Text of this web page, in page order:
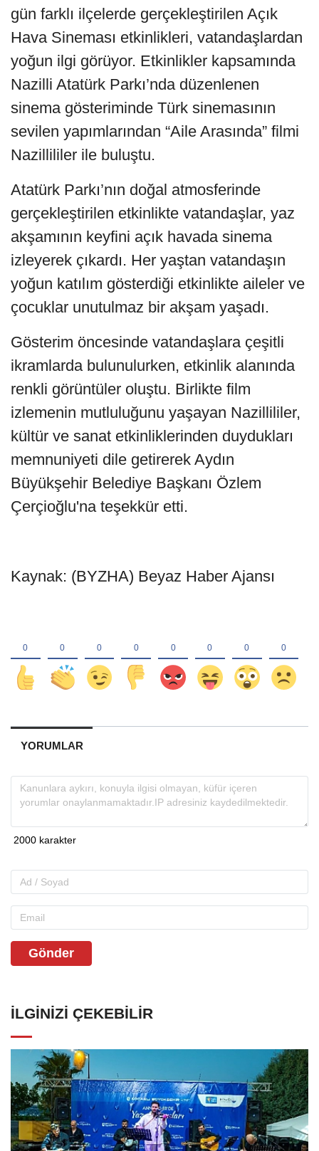
gün farklı ilçelerde gerçekleştirilen Açık
Hava Sineması etkinlikleri, vatandaşlardan
yoğun ilgi görüyor. Etkinlikler kapsamında
Nazilli Atatürk Parkı’nda düzenlenen
sinema gösteriminde Türk sinemasının
sevilen yapımlarından “Aile Arasında” filmi
Nazillililer ile buluştu.
Atatürk Parkı’nın doğal atmosferinde
gerçekleştirilen etkinlikte vatandaşlar, yaz
akşamının keyfini açık havada sinema
izleyerek çıkardı. Her yaştan vatandaşın
yoğun katılım gösterdiği etkinlikte aileler ve
çocuklar unutulmaz bir akşam yaşadı.
Gösterim öncesinde vatandaşlara çeşitli
ikramlarda bulunulurken, etkinlik alanında
renkli görüntüler oluştu. Birlikte film
izlemenin mutluluğunu yaşayan Nazillililer,
kültür ve sanat etkinliklerinden duydukları
memnuniyeti dile getirerek Aydın
Büyükşehir Belediye Başkanı Özlem
Çerçioğlu'na teşekkür etti.
Kaynak: (BYZHA) Beyaz Haber Ajansı
YORUMLAR
Gönder
İLGINIZI ÇEKEBILIR